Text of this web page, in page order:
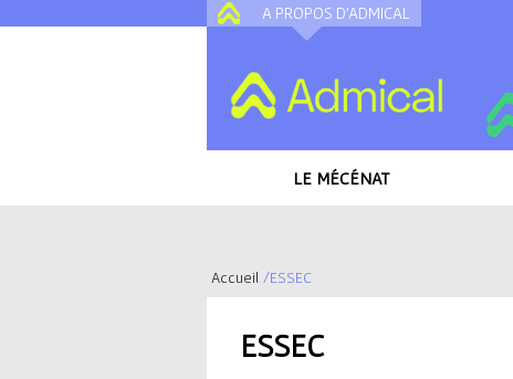
A PROPOS D'ADMICAL
LE MÉCÉNAT
Accueil /ESSEC
ESSEC